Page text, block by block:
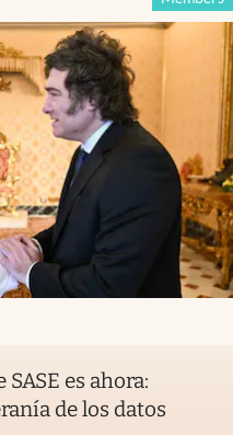
es ahora:
de los datos